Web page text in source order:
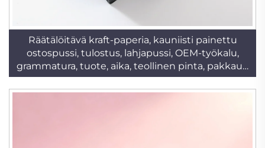
Räätälöitävä kraft-paperia, kauniisti painettu
ostospussi, tulostus, lahjapussi, OEM-työkalu,
grammatura, tuote, aika, teollinen pinta, pakkaus,
kpl